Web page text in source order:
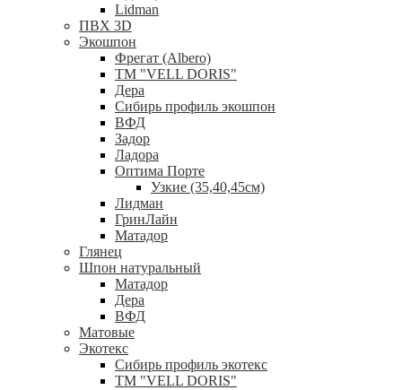
Lidman
ПВХ 3D
Экошпон
Фрегат (Albero)
ТМ "VELL DORIS"
Дера
Сибирь профиль экошпон
ВФД
Задор
Ладора
Оптима Порте
Узкие (35,40,45см)
Лидман
ГринЛайн
Матадор
Глянец
Шпон натуральный
Матадор
Дера
ВФД
Матовые
Экотекс
Сибирь профиль экотекс
ТМ "VELL DORIS"